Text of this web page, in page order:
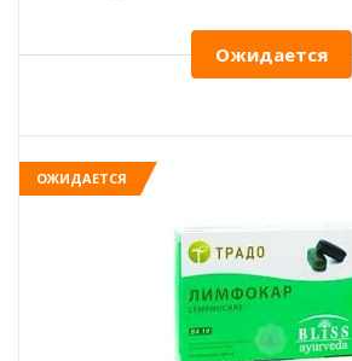
Ожидается
ОЖИДАЕТСЯ